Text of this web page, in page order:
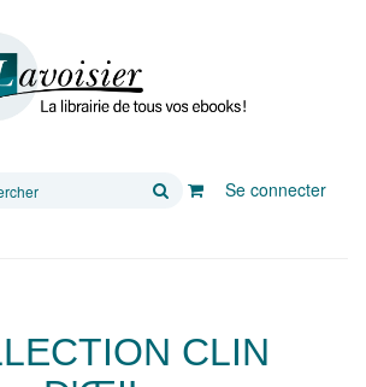
Rechercher
Se connecter
CLIN